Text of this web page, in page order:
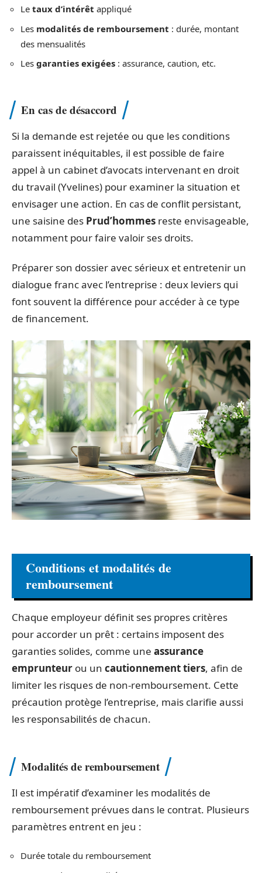
Le taux d’intérêt appliqué
Les modalités de remboursement : durée, montant
des mensualités
Les garanties exigées : assurance, caution, etc.
En cas de désaccord
Si la demande est rejetée ou que les conditions
paraissent inéquitables, il est possible de faire
appel à un cabinet d’avocats intervenant en droit
du travail (Yvelines) pour examiner la situation et
envisager une action. En cas de conflit persistant,
une saisine des Prud’hommes reste envisageable,
notamment pour faire valoir ses droits.
Préparer son dossier avec sérieux et entretenir un
dialogue franc avec l’entreprise : deux leviers qui
font souvent la différence pour accéder à ce type
de financement.
Conditions et modalités de
remboursement
Chaque employeur définit ses propres critères
pour accorder un prêt : certains imposent des
garanties solides, comme une assurance
emprunteur ou un cautionnement tiers, afin de
limiter les risques de non-remboursement. Cette
précaution protège l’entreprise, mais clarifie aussi
les responsabilités de chacun.
Modalités de remboursement
Il est impératif d’examiner les modalités de
remboursement prévues dans le contrat. Plusieurs
paramètres entrent en jeu :
Durée totale du remboursement